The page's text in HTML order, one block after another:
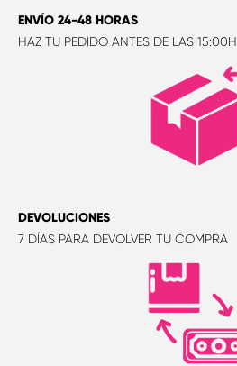
ENVÍO 24-48 HORAS
HAZ TU PEDIDO ANTES DE LAS 15:00H
DEVOLUCIONES
7 DÍAS PARA DEVOLVER TU COMPRA